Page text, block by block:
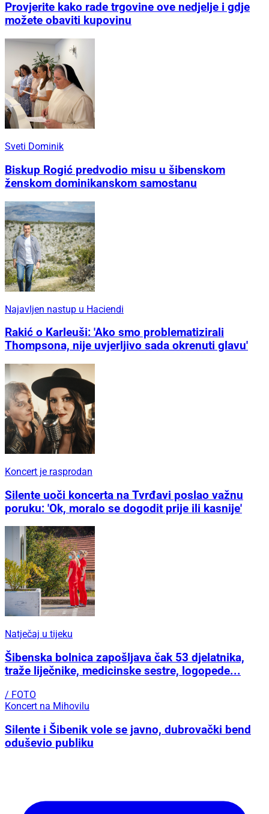
Provjerite kako rade trgovine ove nedjelje i gdje
možete obaviti kupovinu
Sveti Dominik
Biskup Rogić predvodio misu u šibenskom
ženskom dominikanskom samostanu
Najavljen nastup u Haciendi
Rakić o Karleuši: 'Ako smo problematizirali
Thompsona, nije uvjerljivo sada okrenuti glavu'
Koncert je rasprodan
Silente uoči koncerta na Tvrđavi poslao važnu
poruku: 'Ok, moralo se dogodit prije ili kasnije'
Natječaj u tijeku
Šibenska bolnica zapošljava čak 53 djelatnika,
traže liječnike, medicinske sestre, logopede...
/ FOTO
Koncert na Mihovilu
Silente i Šibenik vole se javno, dubrovački bend
oduševio publiku